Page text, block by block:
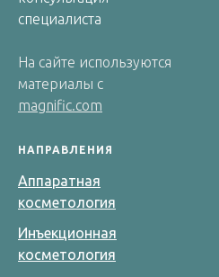
специалиста
На сайте используются
материалы с
magnific.com
НАПРАВЛЕНИЯ
Аппаратная
косметология
Инъекционная
косметология